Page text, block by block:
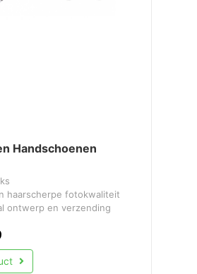
Handschoenen
haarscherpe fotokwaliteit
ontwerp en verzending